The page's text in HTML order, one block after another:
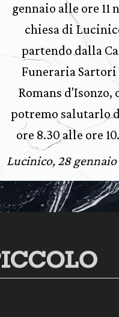
gennaio alle ore 11
chiesa di
partendo dalla
Funeraria
Romans d'Isonzo,
potremo salutarlo
ore 8.30 alle ore
Lucinico, 28 gennaio